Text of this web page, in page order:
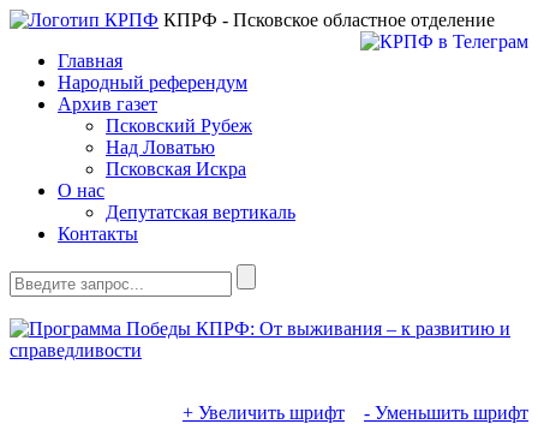
КПРФ - Псковское областное отделение
Главная
Народный референдум
Архив газет
Псковский Рубеж
Над Ловатью
Псковская Искра
О нас
Депутатская вертикаль
Контакты
+ Увеличить шрифт - Уменьшить шрифт